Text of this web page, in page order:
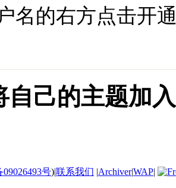
名的右方点击开
自己的主题加
09026493号)|联系我们 |Archiver|WAP|